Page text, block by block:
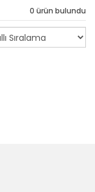
0 ürün bulundu